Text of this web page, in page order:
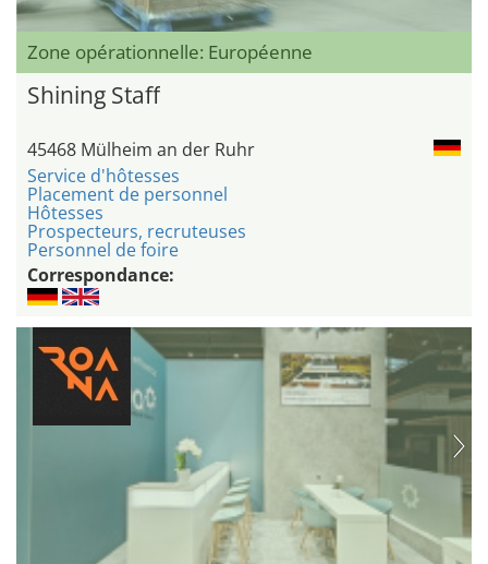
Zone opérationnelle: Européenne
Shining Staff
45468 Mülheim an der Ruhr
Service d'hôtesses
Placement de personnel
Hôtesses
Prospecteurs, recruteuses
Personnel de foire
Correspondance: